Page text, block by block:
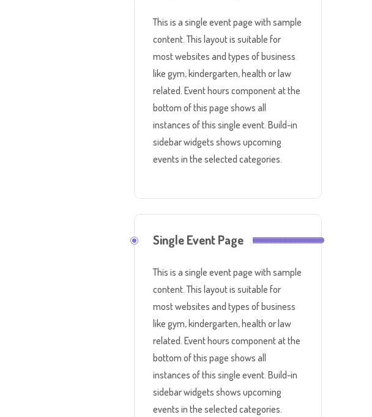
This is a single event page with sample
content. This layout is suitable for
most websites and types of business
like gym, kindergarten, health or law
related. Event hours component at the
bottom of this page shows all
instances of this single event. Build-in
sidebar widgets shows upcoming
events in the selected categories.
Single Event Page
This is a single event page with sample
content. This layout is suitable for
most websites and types of business
like gym, kindergarten, health or law
related. Event hours component at the
bottom of this page shows all
instances of this single event. Build-in
sidebar widgets shows upcoming
events in the selected categories.